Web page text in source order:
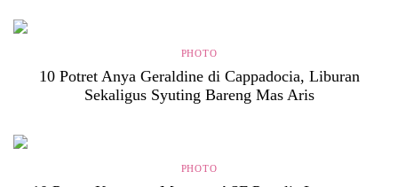
PHOTO
10 Potret Anya Geraldine di Cappadocia, Liburan
Sekaligus Syuting Bareng Mas Aris
PHOTO